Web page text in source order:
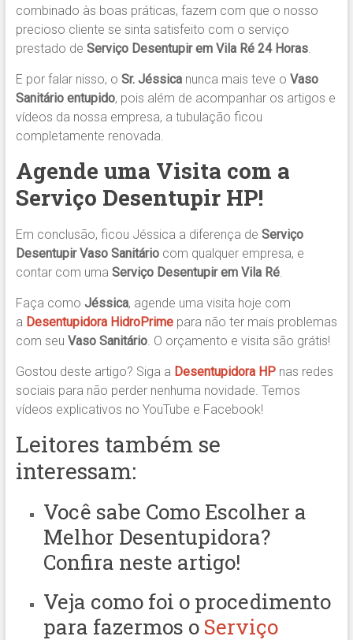
combinado às boas práticas, fazem com que o nosso
precioso cliente se sinta satisfeito com o serviço
prestado de Serviço Desentupir em Vila Ré 24 Horas.
E por falar nisso, o Sr. Jéssica nunca mais teve o Vaso
Sanitário entupido, pois além de acompanhar os artigos e
vídeos da nossa empresa, a tubulação ficou
completamente renovada.
Agende uma Visita com a
Serviço Desentupir HP!
Em conclusão, ficou Jéssica a diferença de Serviço
Desentupir Vaso Sanitário com qualquer empresa, e
contar com uma Serviço Desentupir em Vila Ré.
Faça como Jéssica, agende uma visita hoje com
a Desentupidora HidroPrime para não ter mais problemas
com seu Vaso Sanitário. O orçamento e visita são grátis!
Gostou deste artigo? Siga a Desentupidora HPnas redes
sociais para não perder nenhuma novidade. Temos
vídeos explicativos no YouTube e Facebook!
Leitores também se
interessam:
Você sabe Como Escolher a
Melhor Desentupidora?
Confira neste artigo!
Veja como foi o procedimento
para fazermos o Serviço